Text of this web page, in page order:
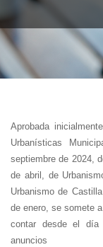
Aprobada
Urbanísticas
septiembre de 2024,
de abril, de
Urbanismo de
de enero, se somete
contar desde el
anuncios